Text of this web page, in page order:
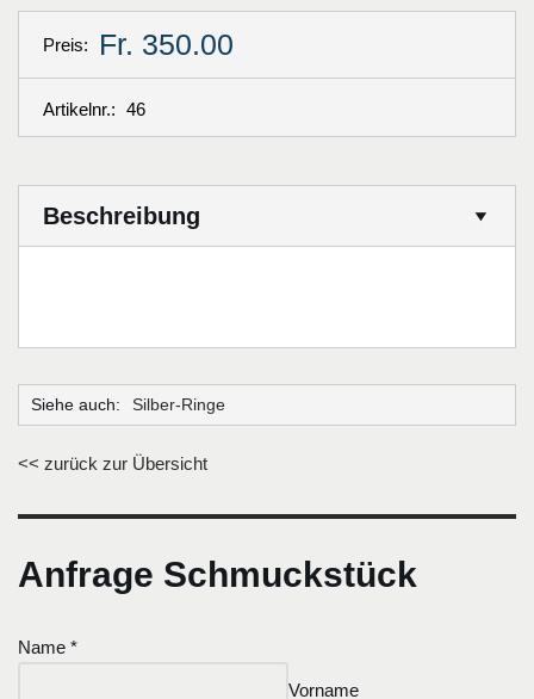
Preis: Fr. 350.00
Artikelnr.: 46
Beschreibung
Siehe auch: Silber-Ringe
<< zurück zur Übersicht
Anfrage Schmuckstück
Name *
Vorname